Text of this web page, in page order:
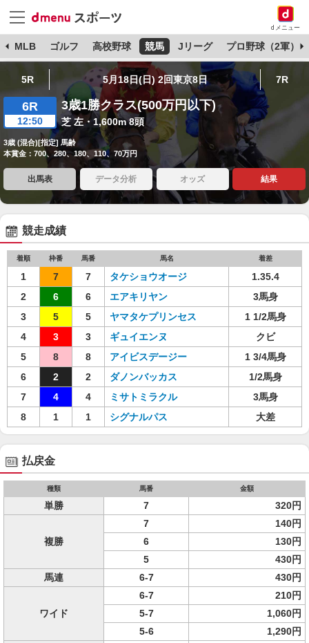
dメニュー
MLB ゴルフ 高校野球 競馬 Jリーグ プロ野球（2軍）
5R 5月18日(日) 2回東京8日 7R
6R
12:50
3歳1勝クラス(500万円以下)
芝 左・1,600m 8頭
3歳 (混合)[指定] 馬齢
本賞金：700、280、180、110、70万円
出馬表 データ分析 オッズ 結果
競走成績
着順 枠番 馬番 馬名 着差
1 7 7 タケショウオージ
1.35.4
2
6 6 エアキリヤン
3馬身
3
5 5 ヤマタケプリンセス
1 1/2馬身
4
3 3 ギュイエンヌ
クビ
5
8 8 アイビスデージー
1 3/4馬身
6
2 2 ダノンバッカス
1/2馬身
7
4 4 ミサトミラクル
3馬身
8
1 1 シグナルパス 大差
払戻金
種類 馬番 金額
単勝 7 320円
複勝
7
140円
6
130円
5
430円
馬連
6-7 430円
ワイド
6-7
210円
5-7
1,060円
5-6
1,290円